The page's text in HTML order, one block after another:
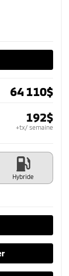
64 110$
192$
+tx/ semaine
Hybride